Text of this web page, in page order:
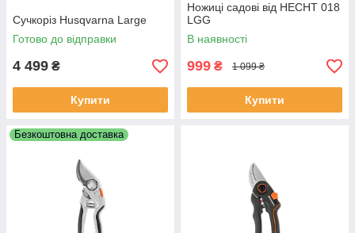
Сучкоріз Husqvarna Large
Готово до відправки
4 499 ₴
Купити
Ножиці садові від HECHT 018
LGG
В наявності
999 ₴ 1 099 ₴
Купити
Безкоштовна доставка